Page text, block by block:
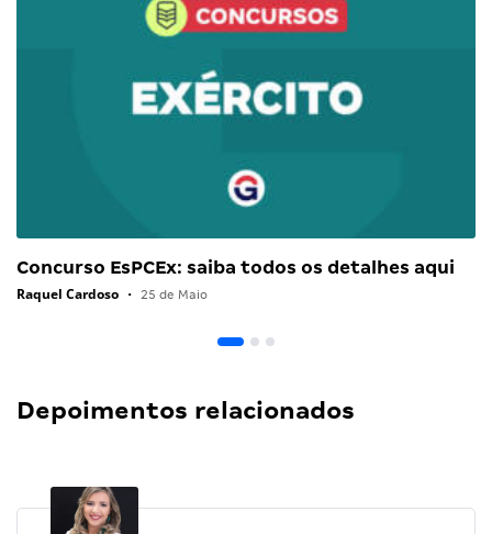
Concurso EsPCEx: saiba todos os detalhes aqui
Raquel Cardoso • 25 de Maio
Depoimentos relacionados